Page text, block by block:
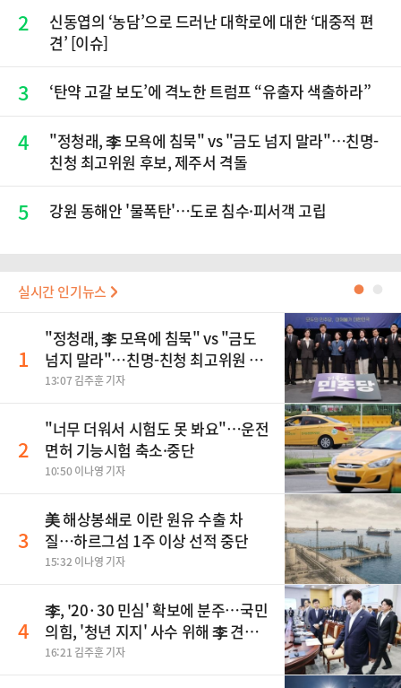
2
신동엽의 ‘농담’으로 드러난 대학로에 대한 ‘대중적 편
견’ [이슈]
3 ‘탄약 고갈 보도’에 격노한 트럼프 “유출자 색출하라”
4
"정청래, 李 모욕에 침묵" vs "금도 넘지 말라"…친명-
친청 최고위원 후보, 제주서 격돌
5 강원 동해안 '물폭탄'…도로 침수·피서객 고립
실시간 인기뉴스 ●
1
"정청래, 李 모욕에 침묵" vs "금도
넘지 말라"…친명-친청 최고위원 후
보, 제주서 격돌
13:07 김주훈 기자
2
"너무 더워서 시험도 못 봐요"…운전
면허 기능시험 축소·중단
10:50 이나영 기자
3
美 해상봉쇄로 이란 원유 수출 차
질…하르그섬 1주 이상 선적 중단
15:32 이나영 기자
4
李, '20·30 민심' 확보에 분주…국민
의힘, '청년 지지' 사수 위해 李 견제
사활
16:21 김주훈 기자